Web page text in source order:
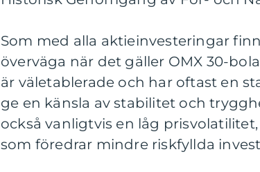
Som med alla aktieinvesteringar
överväga när det gäller OMX 30-
är väletablerade och har oftast en
ge en känsla av stabilitet och
också vanligtvis en låg
som föredrar mindre riskfyllda